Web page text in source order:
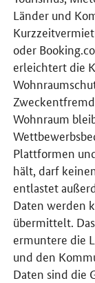
Länder und
oder
erleichtert die
Wohnraum
Plattformen
hält, darf
entlastet
Daten werden
übermittelt.
ermuntere die
und den
Daten sind die